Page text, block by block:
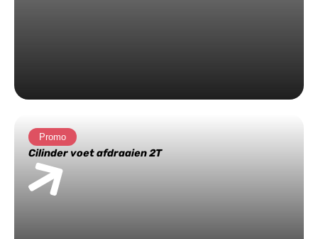
Promo
Cilinder voet afdraaien 2T